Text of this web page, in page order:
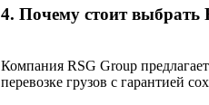
4. Почему стоит выбрать
Компания RSG Group
перевозке грузов с гарантией